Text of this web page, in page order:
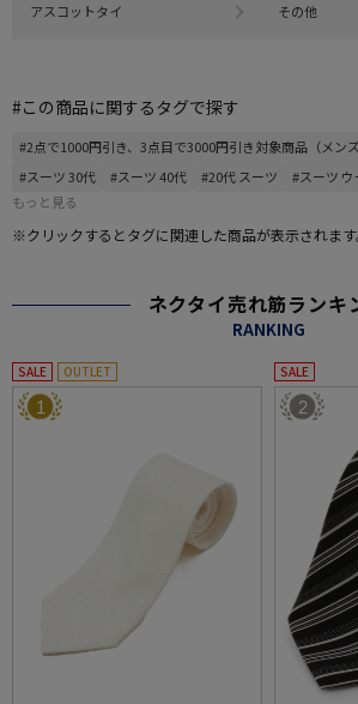
アスコットタイ その他
#この商品に関するタグで探す
#2点で1000円引き、3点目で3000円引き対象商品（メン
#スーツ 30代
#スーツ 40代 #20代 スーツ #スーツ
もっと見る
※クリックするとタグに関連した商品が表示されます
ネクタイ売れ筋ランキ
RANKING
SALE OUTLET
1
SALE
2